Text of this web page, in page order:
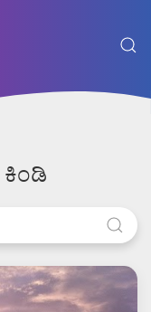
ಕಿಂಡಿ